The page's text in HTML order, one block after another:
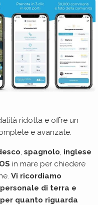
ridotta e offre un
e avanzate.
spagnolo inglese
in mare per chiedere
Vi ricordiamo
di terra e
quanto riguarda